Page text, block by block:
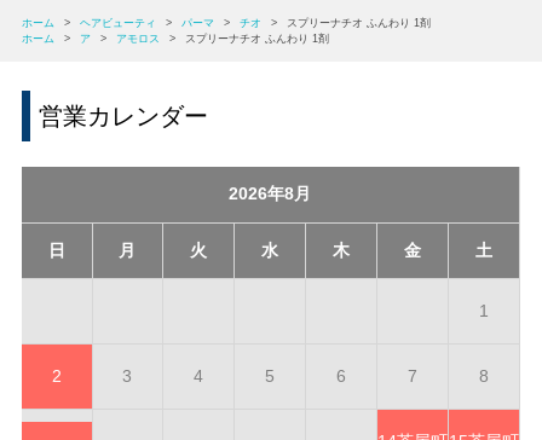
ホーム > ヘアビューティ > パーマ > チオ >
スプリーナチオ ふんわり 1剤
ホーム
> ア > アモロス > スプリーナチオ ふんわり 1剤
営業カレンダー
2026年8月
日 月 火 水 木 金 土
1
2 3 4 5 6 7 8